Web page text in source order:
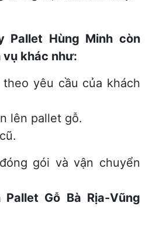
Pallet Hùng Minh còn
khác như:
yêu cầu của khách
lên pallet gỗ.
gói và vận chuyển
Gỗ Bà Rịa-Vũng